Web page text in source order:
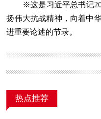
※这是习近平总书记
扬伟大抗战精神，向着中
进重要论述的节录。
热点推荐